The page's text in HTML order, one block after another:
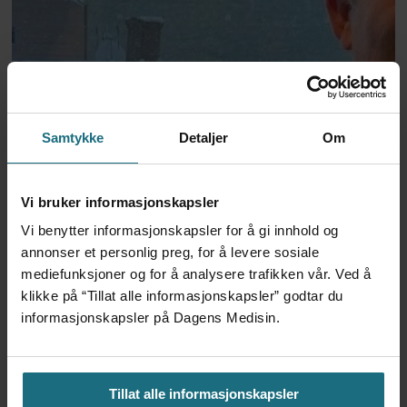
Samtykke Detaljer Om
Vi bruker informasjonskapsler
Vi benytter informasjonskapsler for å gi innhold og
annonser et personlig preg, for å levere sosiale
mediefunksjoner og for å analysere trafikken vår. Ved å
klikke på “Tillat alle informasjonskapsler” godtar du
informasjonskapsler på Dagens Medisin.
Tillat alle informasjonskapsler
Fastlegegründere utvikler
reklamefri infoskjerm til
venterommet